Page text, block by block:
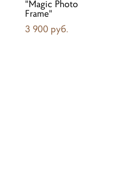
"Magic Photo
Frame"
3 900 pуб.